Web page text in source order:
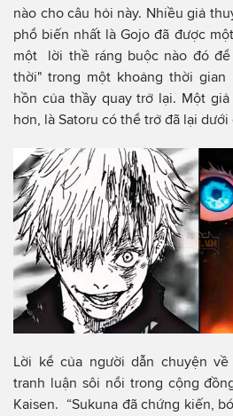
nào cho câu hỏi này. Nhiều giả
phổ biến nhất là Gojo đã được
một lời thề ráng buộc nào đó để
thời" trong một khoảng thời gian
hồn của thầy quay trở lại. Một
hơn, là Satoru có thể trở đã lại
Lời kể của người dẫn chuyện
tranh luận sôi nổi trong cộng
Kaisen. “Sukuna đã chứng kiến,